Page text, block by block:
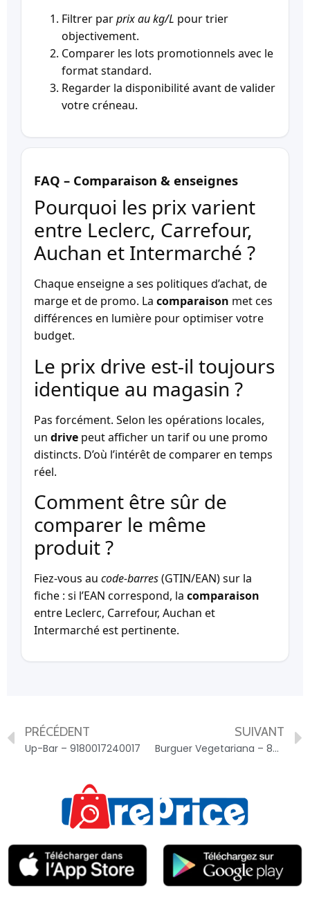
Filtrer parprix au kg/L pour trier
objectivement.
Comparer les lots promotionnels avec le
format standard.
Regarder la disponibilité avant de valider
votre créneau.
FAQ – Comparaison & enseignes
Pourquoi les prix varient
entre Leclerc, Carrefour,
Auchan et Intermarché ?
Chaque enseigne a ses politiques d’achat, de
marge et de promo. La comparaison met ces
différences en lumière pour optimiser votre
budget.
Le prix drive est-il toujours
identique au magasin ?
Pas forcément. Selon les opérations locales,
un drive peut afficher un tarif ou une promo
distincts. D’où l’intérêt de comparer en temps
réel.
Comment être sûr de
comparer le même
produit ?
Fiez-vous au code-barres(GTIN/EAN) sur la
fiche : si l’EAN correspond, la comparaison
entre Leclerc, Carrefour, Auchan et
Intermarché est pertinente.
PRÉCÉDENT
Up-Bar – 9180017240017
SUIVANT
Burguer Vegetariana – 893332200120001411